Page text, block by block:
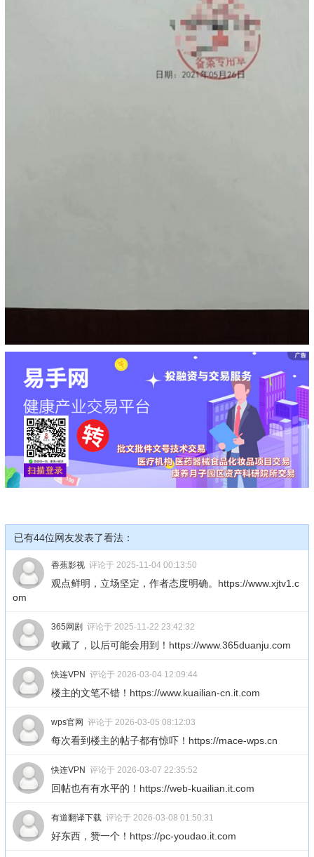
已有44位网友发表了看法：
香蕉影视 评论于 2025-11-04 00:13:50
观点鲜明，立场坚定，作者态度明确。https://www.xjtv1.c
om
365网剧 评论于 2025-11-22 23:42:32
收藏了，以后可能会用到！https://www.365duanju.com
快连VPN 评论于 2026-03-04 12:09:44
楼主的文笔不错！https://www.kuailian-cn.it.com
wps官网 评论于 2026-03-05 08:12:03
每次看到楼主的帖子都有惊吓！https://mace-wps.cn
快连VPN 评论于 2026-03-07 22:35:52
回帖也有有水平的！https://web-kuailian.it.com
有道翻译下载 评论于 2026-03-08 01:50:31
好东西，赞一个！https://pc-youdao.it.com